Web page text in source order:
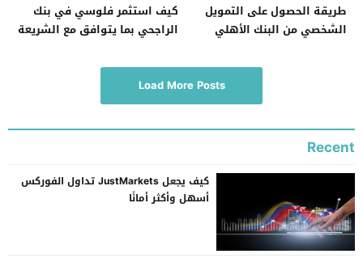
طريقة الحصول على التمويل
الشخصي من البنك الأهلي
كيف استثمر فلوسي في بنك
الراجحي بما يتوافق مع الشريعة
Load More Posts
Recent
كيف يجعل JustMarkets تداول الفوركس
أسهل وأكثر أمانًا